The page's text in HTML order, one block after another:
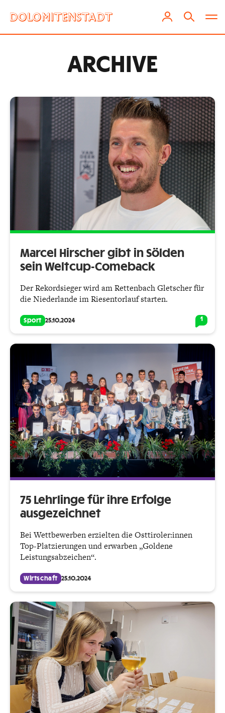
ARCHIVE
Marcel Hirscher gibt in Sölden
sein Weltcup-Comeback
Der Rekordsieger wird am Rettenbach Gletscher für
die Niederlande im Riesentorlauf starten.
Sport 25.10.2024 1
75 Lehrlinge für ihre Erfolge
ausgezeichnet
Bei Wettbewerben erzielten die Osttiroler:innen
Top-Platzierungen und erwarben „Goldene
Leistungsabzeichen“.
Wirtschaft 25.10.2024